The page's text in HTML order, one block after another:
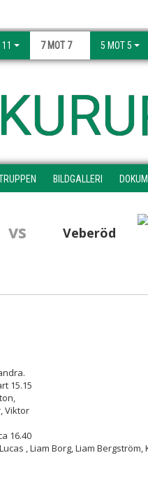
7 MOT 7 5 MOT 5
BILDGALLERI
vs Veberöd
15.15
Viktor
16.40
, Liam Borg, Liam